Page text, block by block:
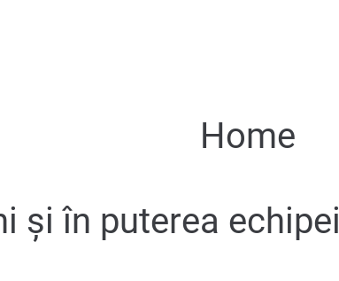
Home
și în puterea